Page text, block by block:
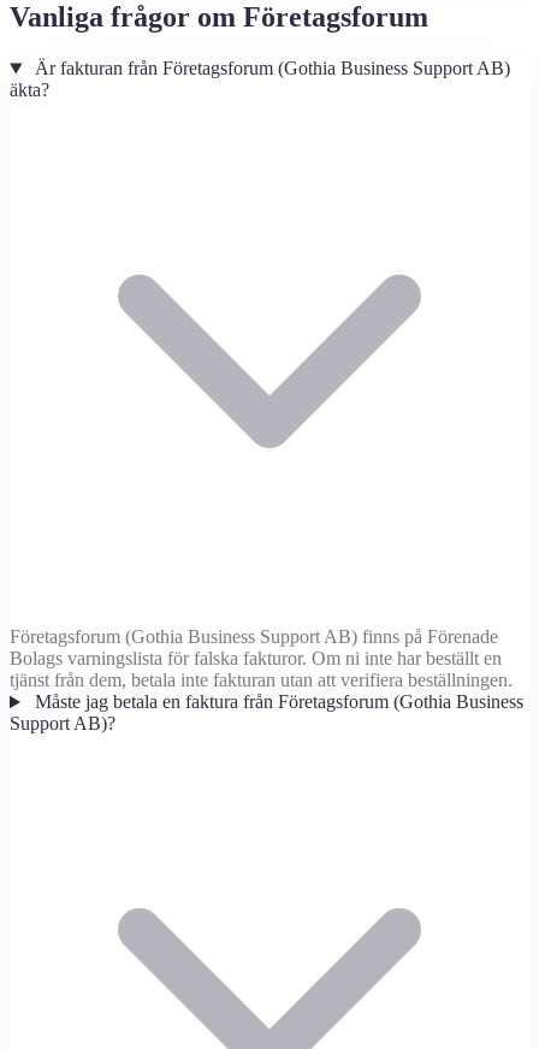
Vanliga frågor om Företagsforum
Är fakturan från Företagsforum (Gothia Business Support AB)
äkta?
Företagsforum (Gothia Business Support AB) finns på Förenade
Bolags varningslista för falska fakturor. Om ni inte har beställt en
tjänst från dem, betala inte fakturan utan att verifiera beställningen.
Måste jag betala en faktura från Företagsforum (Gothia Business
Support AB)?